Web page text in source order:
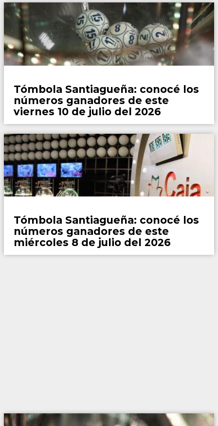
Tómbola Santiagueña: conocé los
números ganadores de este
viernes 10 de julio del 2026
Tómbola Santiagueña: conocé los
números ganadores de este
miércoles 8 de julio del 2026